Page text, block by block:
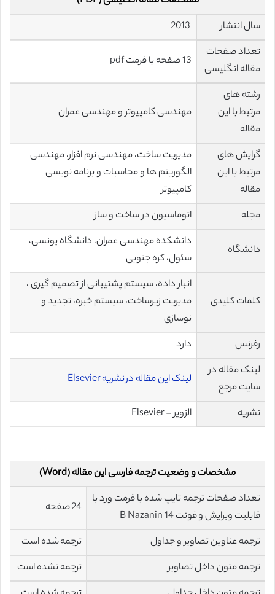
سال انتشار
تعداد صفحات
مقاله انگلیسی
13 صفحه با فرمت pdf
رشته های
مرتبط با این
مقاله
مهندسی کامپیوتر و مهندسی عمران
گرایش های
مرتبط با این
مقاله
مدیریت ساخت، مهندسی نرم افزار، مهندسی
الگوریتم ها و محاسبات و برنامه نویسی
کامپیوتر
مجله
اتوماسیون در ساخت و ساز
دانشگاه
دانشکده مهندسی عمران، دانشگاه یونسی،
سئول، کره جنوبی
کلمات کلیدی
انبار داده، سیستم پشتیبانی از تصمیم گیری ،
مدیریت زیرساخت، سیستم خبره، تجدید و
نوسازی
رفرنس
دارد
لینک مقاله در
سایت مرجع
لینک این مقاله در نشریه Elsevier
نشریه الزویر – Elsevier
مشخصات و وضعیت ترجمه فارسی این مقاله (Word)
تعداد صفحات ترجمه تایپ شده با فرمت ورد با
قابلیت ویرایش و فونت 14 B Nazanin
24 صفحه
ترجمه عناوین تصاویر و جداول
ترجمه شده است
ترجمه متون داخل تصاویر
ترجمه نشده است